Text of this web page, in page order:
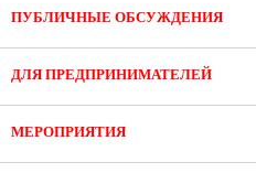
ПУБЛИЧНЫЕ ОБСУЖДЕНИЯ
ДЛЯ ПРЕДПРИНИМАТЕЛЕЙ
МЕРОПРИЯТИЯ